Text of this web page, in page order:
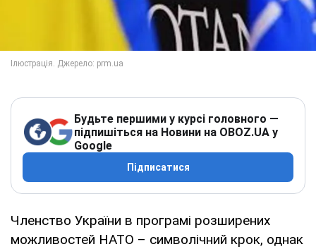
Будьте першими у курсі головного —
підпишіться на Новини на OBOZ.UA у
Google
Підписатися
Членство України в програмі розширених
можливостей НАТО – символічний крок, однак